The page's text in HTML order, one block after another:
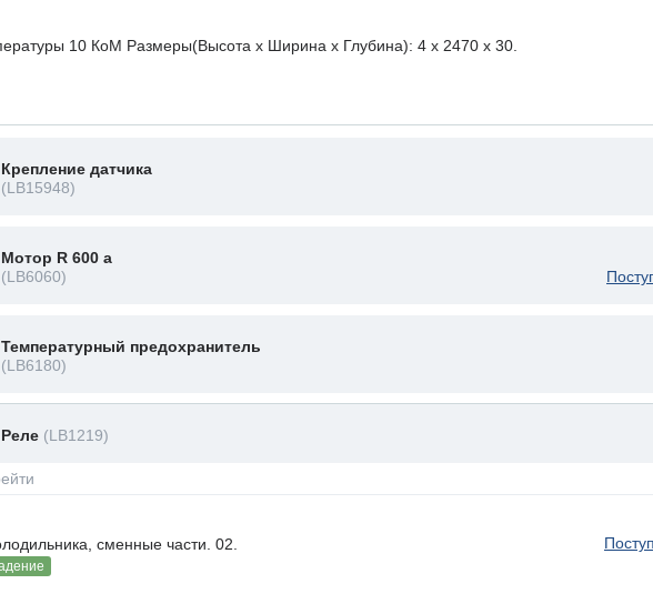
10 КоМ Размеры(Высота х Ширина х Глубина): 4 x 2470 х 30.
Крепление датчика
(LB15948)
Мотор R 600 a
(LB6060)
Температурный предохранитель
(LB6180)
Реле (LB1219)
сменные части. 02.